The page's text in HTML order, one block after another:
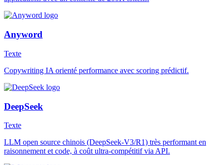
Anyword
Texte
Copywriting IA orienté performance avec scoring prédictif.
DeepSeek
Texte
LLM open source chinois (DeepSeek-V3/R1) très performant en
raisonnement et code, à coût ultra-compétitif via API.